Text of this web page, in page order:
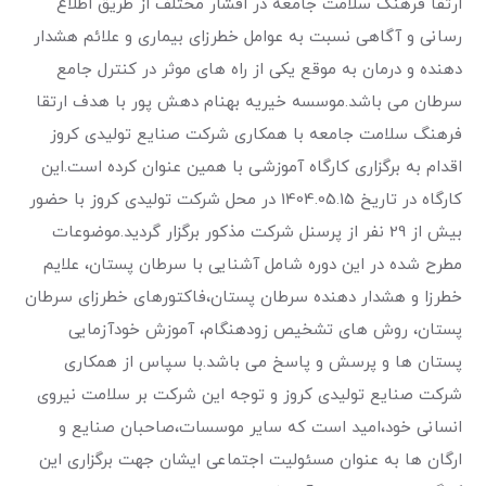
ارتقا فرهنگ سلامت جامعه در اقشار مختلف از طریق اطلاع
رسانی و آگاهی نسبت به عوامل خطرزای بیماری و علائم هشدار
دهنده و درمان به موقع یکی از راه های موثر در کنترل جامع
سرطان می باشد.موسسه خیریه بهنام دهش پور با هدف ارتقا
فرهنگ سلامت جامعه با همکاری شرکت صنایع تولیدی کروز
اقدام به برگزاری کارگاه آموزشی با همین عنوان کرده است.این
کارگاه در تاریخ 1404.05.15 در محل شرکت تولیدی کروز با حضور
بیش از 29 نفر از پرسنل شرکت مذکور برگزار گردید.موضوعات
مطرح شده در این دوره شامل آشنایی با سرطان پستان، علایم
خطرزا و هشدار دهنده سرطان پستان،فاکتورهای خطرزای سرطان
پستان، روش های تشخیص زودهنگام، آموزش خودآزمایی
پستان ها و پرسش و پاسخ می باشد.با سپاس از همکاری
شرکت صنایع تولیدی کروز و توجه این شرکت بر سلامت نیروی
انسانی خود،امید است که سایر موسسات،صاحبان صنایع و
ارگان ها به عنوان مسئولیت اجتماعی ایشان جهت برگزاری این